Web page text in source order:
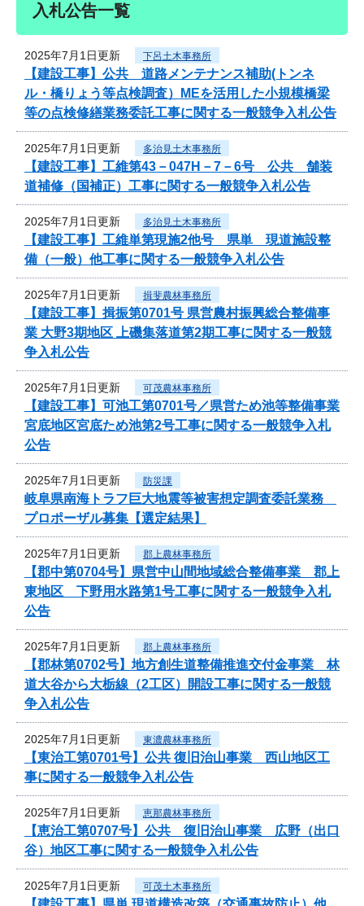
入札公告一覧
2025年7月1日更新 下呂土木事務所
【建設工事】公共 道路メンテナンス補助(トンネ
ル・橋りょう等点検調査）MEを活用した小規模橋梁
等の点検修繕業務委託工事に関する一般競争入札公告
2025年7月1日更新 多治見土木事務所
【建設工事】工維第43－047H－7－6号 公共 舗装
道補修（国補正）工事に関する一般競争入札公告
2025年7月1日更新 多治見土木事務所
【建設工事】工維単第現施2他号 県単 現道施設整
備（一般）他工事に関する一般競争入札公告
2025年7月1日更新 揖斐農林事務所
【建設工事】揖振第0701号 県営農村振興総合整備事
業 大野3期地区 上磯集落道第2期工事に関する一般競
争入札公告
2025年7月1日更新 可茂農林事務所
【建設工事】可池工第0701号／県営ため池等整備事業
宮底地区宮底ため池第2号工事に関する一般競争入札
公告
2025年7月1日更新 防災課
岐阜県南海トラフ巨大地震等被害想定調査委託業務
プロポーザル募集【選定結果】
2025年7月1日更新 郡上農林事務所
【郡中第0704号】県営中山間地域総合整備事業 郡上
東地区 下野用水路第1号工事に関する一般競争入札
公告
2025年7月1日更新 郡上農林事務所
【郡林第0702号】地方創生道整備推進交付金事業 林
道大谷から大栃線（2工区）開設工事に関する一般競
争入札公告
2025年7月1日更新 東濃農林事務所
【東治工第0701号】公共 復旧治山事業 西山地区工
事に関する一般競争入札公告
2025年7月1日更新 恵那農林事務所
【恵治工第0707号】公共 復旧治山事業 広野（出口
谷）地区工事に関する一般競争入札公告
2025年7月1日更新 可茂土木事務所